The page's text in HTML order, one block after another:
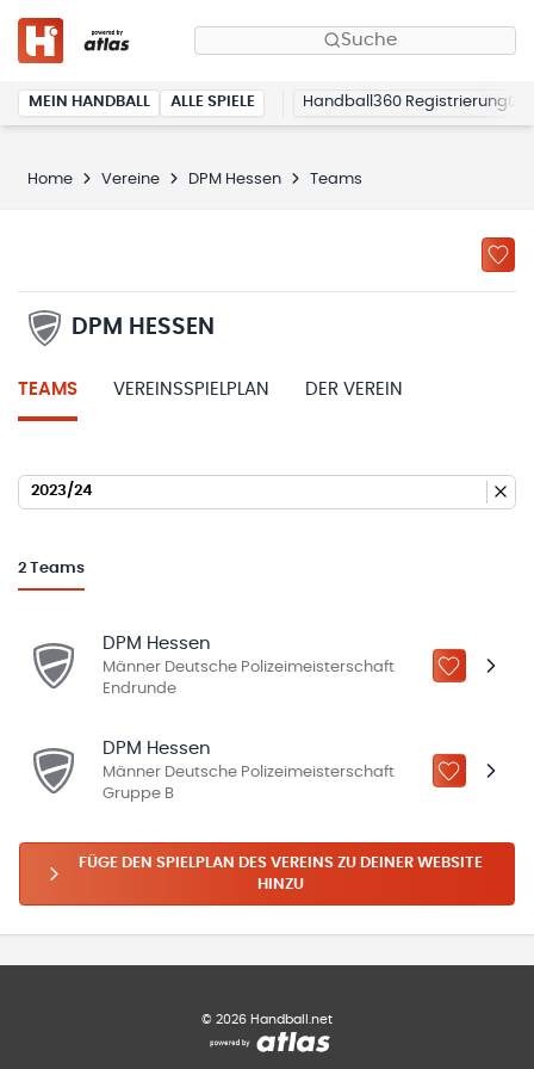
Suche
MEIN HANDBALL ALLE SPIELE Handball360 Registrierung
Home Vereine DPM Hessen Teams
DPM HESSEN
TEAMS VEREINSSPIELPLAN DER VEREIN
2023/24
2 Teams
DPM Hessen
Männer Deutsche Polizeimeisterschaft
Endrunde
ZU „MEINE
DPM Hessen
Männer Deutsche Polizeimeisterschaft
Gruppe B
ZU „MEINE
FÜGE DEN SPIELPLAN DES VEREINS ZU DEINER WEBSITE
HINZU
© 2026 Handball.net